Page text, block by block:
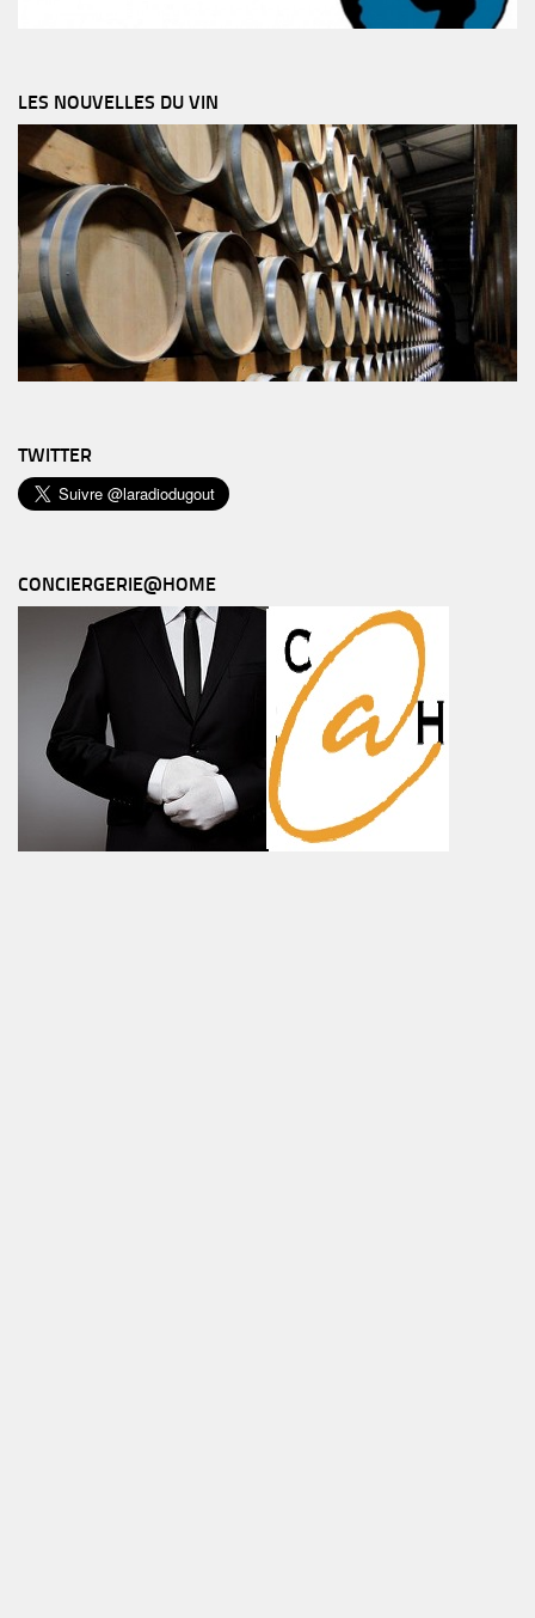
LES NOUVELLES DU VIN
TWITTER
CONCIERGERIE@HOME